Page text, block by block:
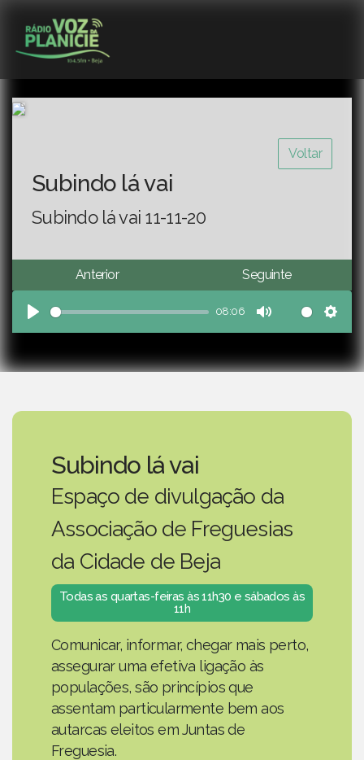
Voltar
Subindo lá vai
Subindo lá vai 11-11-20
Anterior Seguinte
Play
08:06
Mute
Subindo lá vai
Espaço de divulgação da
Associação de Freguesias
da Cidade de Beja
Todas as quartas-feiras às 11h30 e sábados às
11h
Comunicar, informar, chegar mais perto,
assegurar uma efetiva ligação às
populações, são princípios que
assentam particularmente bem aos
autarcas eleitos em Juntas de
Freguesia.